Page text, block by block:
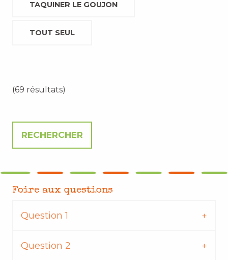
TAQUINER LE GOUJON
TOUT SEUL
(69 résultats)
Foire aux questions
Question 1
Question 2